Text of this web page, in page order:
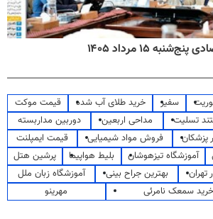
۱۵ مرداد ۱۴۰۵
سفیر خرید طلای آب شده
قیمت موکت
تسلیت مداحی اربعین
دوربین مداربسته
پزشکان
فروش مواد شیمیایی
قیمت ایمپلنت
آموزشگاه تیزهوشان بلیط هواپیما
پرشین هتل
تهران
بهترین جراح بینی
آموزشگاه زبان ملل
سمعک نامرئی
مهرینو